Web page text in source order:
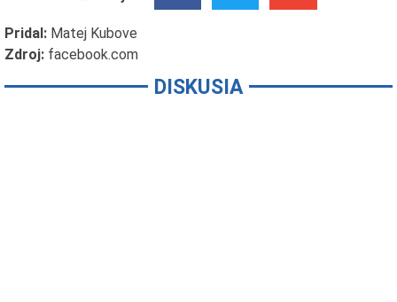
Pridal: Matej Kubove
Zdroj: facebook.com
DISKUSIA